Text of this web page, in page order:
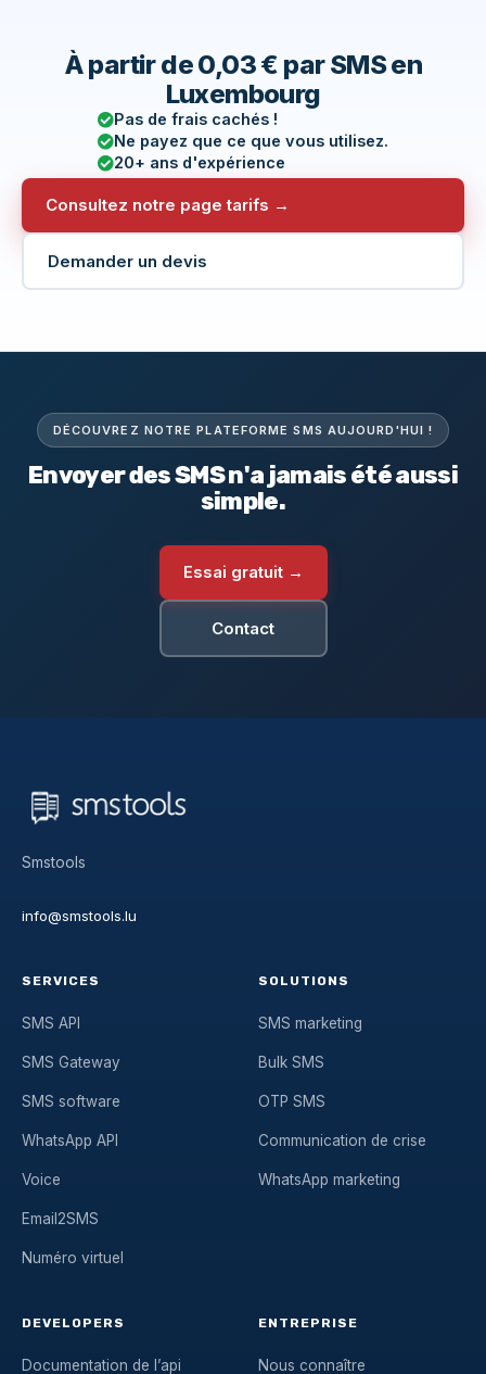
À partir de 0,03 € par SMS en
Luxembourg
Pas de frais cachés !
Ne payez que ce que vous utilisez.
20+ ans d'expérience
Consultez notre page tarifs →
Demander un devis
DÉCOUVREZ NOTRE PLATEFORME SMS AUJOURD'HUI !
Envoyer des SMS n'a jamais été aussi
simple.
Essai gratuit →
Contact
Smstools
info@smstools.lu
SERVICES
SMS API
SMS Gateway
SMS software
WhatsApp API
Voice
Email2SMS
Numéro virtuel
SOLUTIONS
SMS marketing
Bulk SMS
OTP SMS
Communication de crise
WhatsApp marketing
DEVELOPERS
Documentation de l’api
ENTREPRISE
Nous connaître